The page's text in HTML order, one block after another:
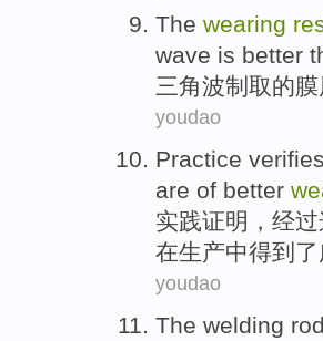
The wearing
wave is better
三角波制取的膜
youdao
Practice
are of better
实践证明 ， 经过
在生产中得到了
youdao
The welding rod